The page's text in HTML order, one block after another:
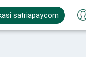
satriapay.com